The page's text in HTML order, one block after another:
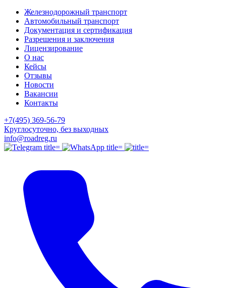
Железнодорожный транспорт
Автомобильный транспорт
Документация и сертификация
Разрешения и заключения
Лицензирование
О нас
Кейсы
Отзывы
Новости
Вакансии
Контакты
+7(495) 369-56-79
Круглосуточно, без выходных
info@roadreg.ru